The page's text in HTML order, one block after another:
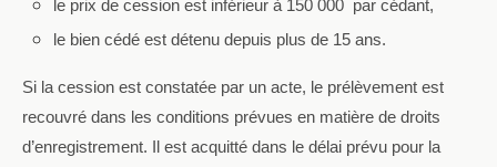
le prix de cession est inférieur à 150 000  par cédant,
le bien cédé est détenu depuis plus de 15 ans.
Si la cession est constatée par un acte, le prélèvement est
recouvré dans les conditions prévues en matière de droits
d’enregistrement. Il est acquitté dans le délai prévu pour la